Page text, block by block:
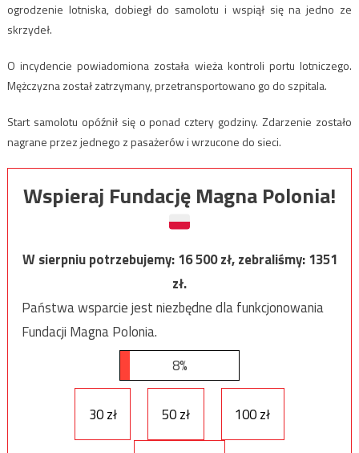
ogrodzenie lotniska, dobiegł do samolotu i wspiął się na jedno ze
skrzydeł.
O incydencie powiadomiona została wieża kontroli portu lotniczego.
Mężczyzna został zatrzymany, przetransportowano go do szpitala.
Start samolotu opóźnił się o ponad cztery godziny. Zdarzenie zostało
nagrane przez jednego z pasażerów i wrzucone do sieci.
Wspieraj Fundację Magna Polonia!
W sierpniu potrzebujemy:16 500zł, zebraliśmy:1351
zł.
Państwa wsparcie jest niezbędne dla funkcjonowania
Fundacji Magna Polonia.
8%
30 zł 50 zł 100 zł